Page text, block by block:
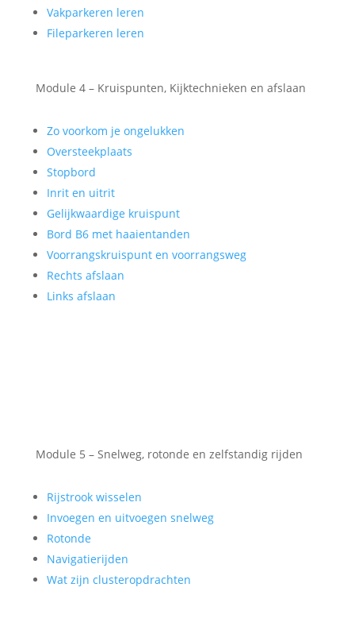
Vakparkeren leren
Fileparkeren leren
Module 4 – Kruispunten, Kijktechnieken en afslaan
Zo voorkom je ongelukken
Oversteekplaats
Stopbord
Inrit en uitrit
Gelijkwaardige kruispunt
Bord B6 met haaientanden
Voorrangskruispunt en voorrangsweg
Rechts afslaan
Links afslaan
Module 5 – Snelweg, rotonde en zelfstandig rijden
Rijstrook wisselen
Invoegen en uitvoegen snelweg
Rotonde
Navigatierijden
Wat zijn clusteropdrachten